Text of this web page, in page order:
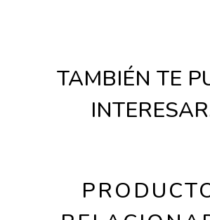
TAMBIÉN TE